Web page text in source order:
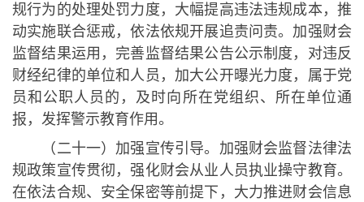
规行为的处理处罚力度，大幅提高违法违规成本，推
动实施联合惩戒，依法依规开展追责问责。加强财会
监督结果运用，完善监督结果公告公示制度，对违反
财经纪律的单位和人员，加大公开曝光力度，属于党
员和公职人员的，及时向所在党组织、所在单位通
报，发挥警示教育作用。
（二十一）加强宣传引导。加强财会监督法律法
规政策宣传贯彻，强化财会从业人员执业操守教育。
在依法合规、安全保密等前提下，大力推进财会信息